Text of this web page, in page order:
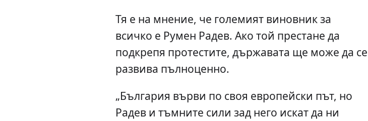
Тя е на мнение, че големият виновник за
всичко е Румен Радев. Ако той престане да
подкрепя протестите, държавата ще може да се
развива пълноценно.
„България върви по своя европейски път, но
Радев и тъмните сили зад него искат да ни